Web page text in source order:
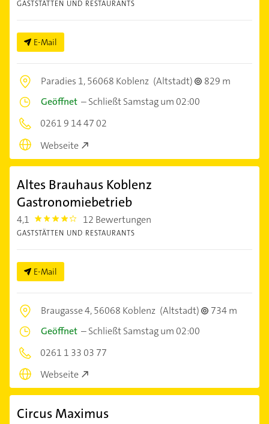
GASTSTÄTTEN UND RESTAURANTS
E-Mail
Paradies 1,56068 Koblenz (Altstadt)
829 m
Geöffnet –Schließt Samstag um 02:00
0261 9 14 47 02
Webseite
Altes Brauhaus Koblenz
Gastronomiebetrieb
4,1 4.1 12 Bewertungen
GASTSTÄTTEN UND RESTAURANTS
E-Mail
Braugasse 4,56068 Koblenz (Altstadt)
734 m
Geöffnet –Schließt Samstag um 02:00
0261 1 33 03 77
Webseite
Circus Maximus